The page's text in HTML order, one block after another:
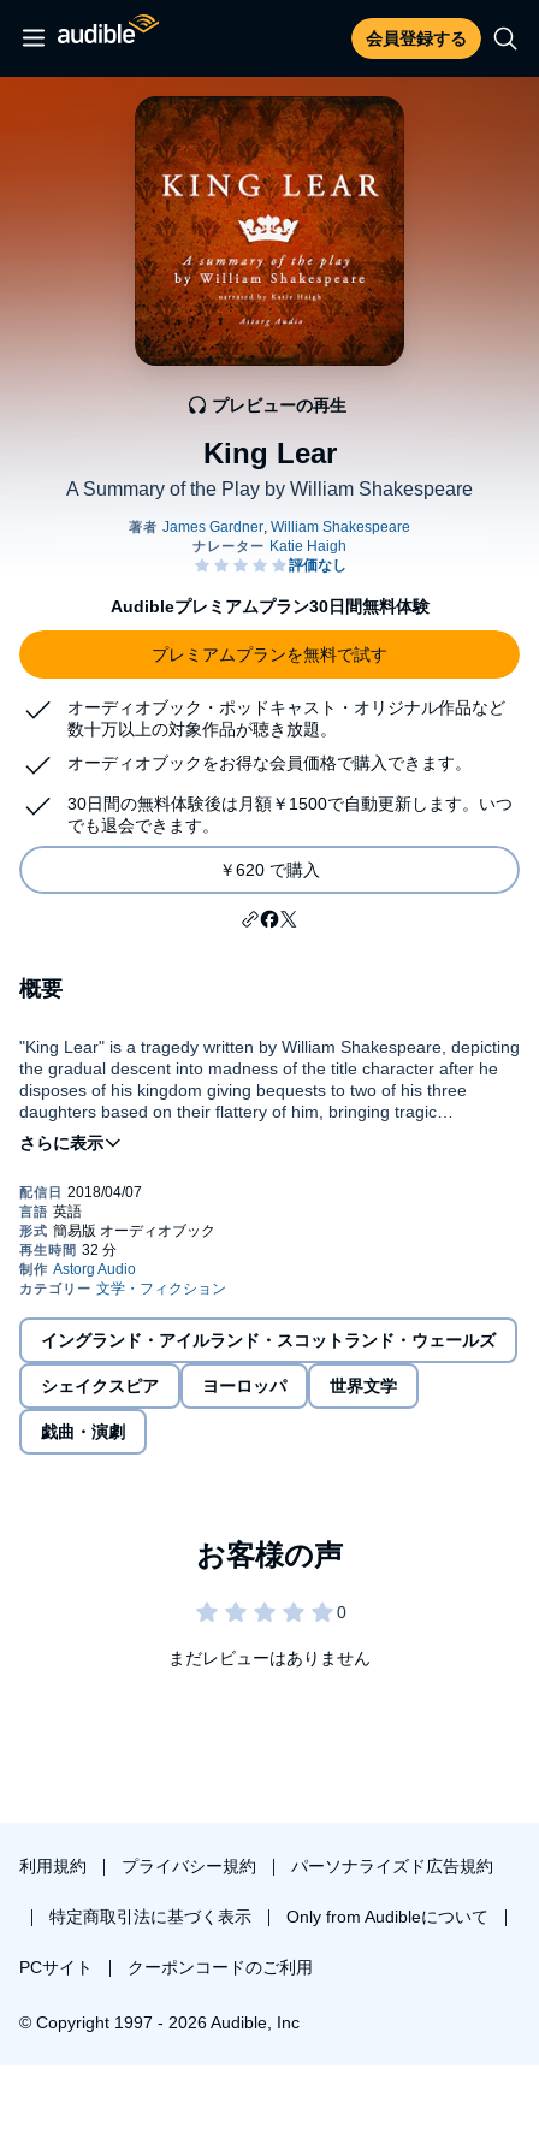
会員登録する
King Lear
A Summary of the Play by William Shakespeare
プレビューの再生
Audibleプレミアムプラン30日間無料体験
プレミアムプランを無料で試す
オーディオブック・ポッドキャスト・オリジナル作品など
数十万以上の対象作品が聴き放題。
オーディオブックをお得な会員価格で購入できます。
30日間の無料体験後は月額￥1500で自動更新します。いつ
でも退会できます。
￥620 で購入
概要
"King Lear" is a tragedy written by William Shakespeare, depicting
the gradual descent into madness of the title character after he
disposes of his kingdom giving bequests to two of his three
daughters based on their flattery of him, bringing tragic
consequences for all.
mythological pre-Roman Celtic king; after the English Restoration,
it was often revised with a happy ending for audiences who
disliked its dark and depressing tone, but since the nineteenth
century, Shakespeare's original version has been regarded as
one of his supreme achievements. The tragedy is particularly
noted for its probing observations on the nature of human
suffering and kinship. George Bernard Shaw wrote: "No man will
ever write a better tragedy than Lear."
This is a detailed summary of the play, retold in today's language.
©2018 Compagnie du Savoir (P)2018 Compagnie du Savoir
イングランド・アイルランド・スコットランド・ウェールズ
シェイクスピア ヨーロッパ 世界文学
戯曲・演劇
まだレビューはありません
利用規約 プライバシー規約 パーソナライズド広告規約
特定商取引法に基づく表示 Only from Audibleについて
PCサイト クーポンコードのご利用
© Copyright 1997 - 2026 Audible, Inc